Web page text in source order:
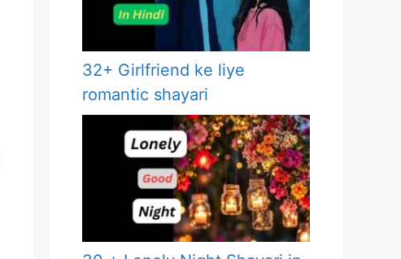
32+ Girlfriend ke liye
romantic shayari